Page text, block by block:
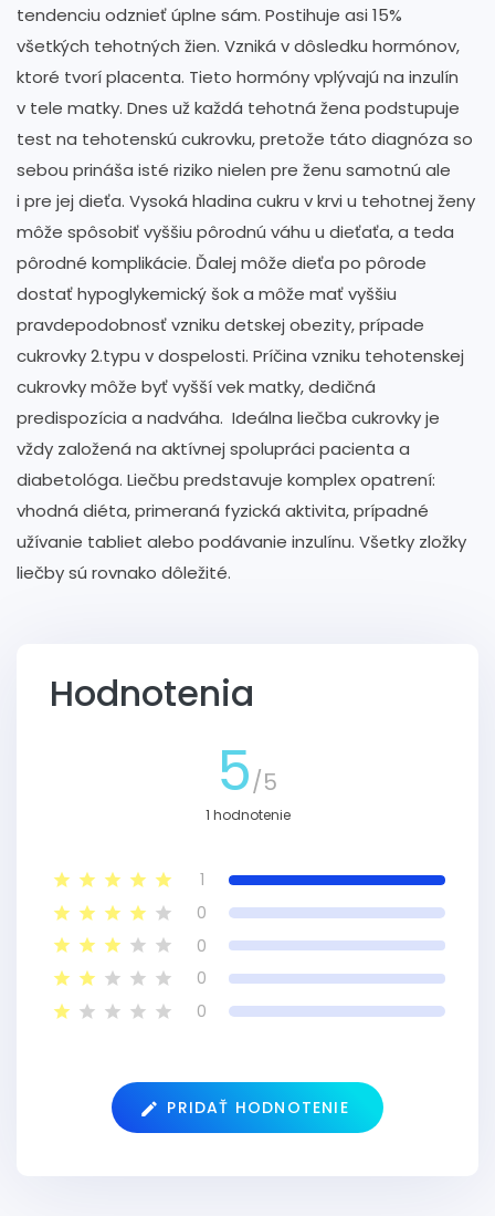
tendenciu odznieť úplne sám. Postihuje asi 15%
všetkých tehotných žien. Vzniká v dôsledku hormónov,
ktoré tvorí placenta. Tieto hormóny vplývajú na inzulín
v tele matky. Dnes už každá tehotná žena podstupuje
test na tehotenskú cukrovku, pretože táto diagnóza so
sebou prináša isté riziko nielen pre ženu samotnú ale
i pre jej dieťa. Vysoká hladina cukru v krvi u tehotnej ženy
môže spôsobiť vyššiu pôrodnú váhu u dieťaťa, a teda
pôrodné komplikácie. Ďalej môže dieťa po pôrode
dostať hypoglykemický šok a môže mať vyššiu
pravdepodobnosť vzniku detskej obezity, prípade
cukrovky 2.typu v dospelosti. Príčina vzniku tehotenskej
cukrovky môže byť vyšší vek matky, dedičná
predispozícia a nadváha. Ideálna liečba cukrovky je
vždy založená na aktívnej spolupráci pacienta a
diabetológa. Liečbu predstavuje komplex opatrení:
vhodná diéta, primeraná fyzická aktivita, prípadné
užívanie tabliet alebo podávanie inzulínu. Všetky zložky
liečby sú rovnako dôležité.
Hodnotenia
5/5
1 hodnotenie
1
0
0
0
0
PRIDAŤ HODNOTENIE